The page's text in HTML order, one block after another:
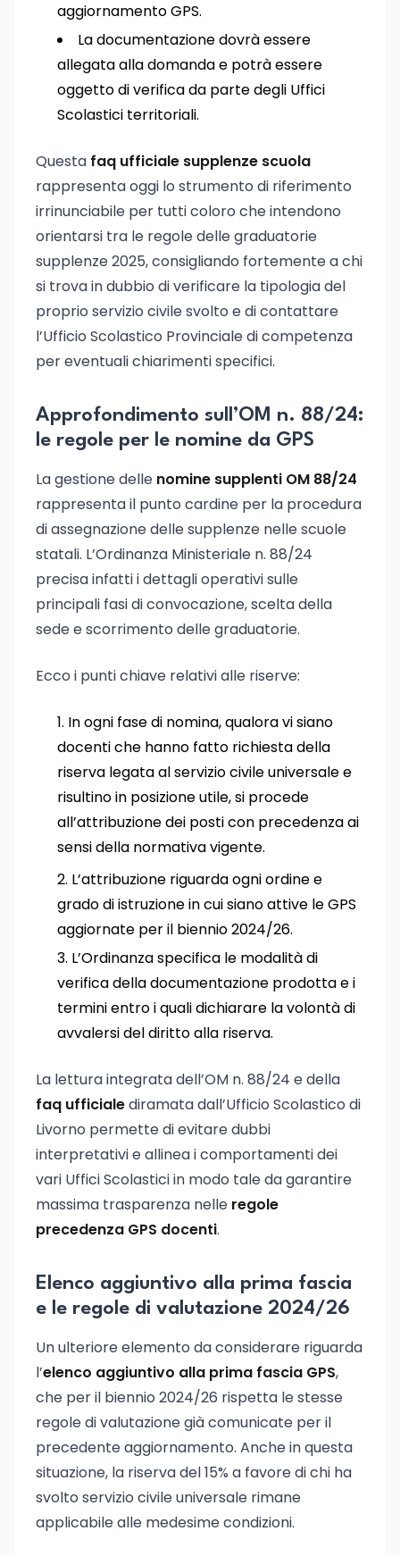
aggiornamento GPS.
La documentazione dovrà essere
allegata alla domanda e potrà essere
oggetto di verifica da parte degli Uffici
Scolastici territoriali.
Questa faq ufficiale supplenze scuola
rappresenta oggi lo strumento di riferimento
irrinunciabile per tutti coloro che intendono
orientarsi tra le regole delle graduatorie
supplenze 2025, consigliando fortemente a chi
si trova in dubbio di verificare la tipologia del
proprio servizio civile svolto e di contattare
l’Ufficio Scolastico Provinciale di competenza
per eventuali chiarimenti specifici.
Approfondimento sull’OM n. 88/24:
le regole per le nomine da GPS
La gestione delle nomine supplenti OM 88/24
rappresenta il punto cardine per la procedura
di assegnazione delle supplenze nelle scuole
statali. L’Ordinanza Ministeriale n. 88/24
precisa infatti i dettagli operativi sulle
principali fasi di convocazione, scelta della
sede e scorrimento delle graduatorie.
Ecco i punti chiave relativi alle riserve:
In ogni fase di nomina, qualora vi siano
docenti che hanno fatto richiesta della
riserva legata al servizio civile universale e
risultino in posizione utile, si procede
all’attribuzione dei posti con precedenza ai
sensi della normativa vigente.
L’attribuzione riguarda ogni ordine e
grado di istruzione in cui siano attive le GPS
aggiornate per il biennio 2024/26.
L’Ordinanza specifica le modalità di
verifica della documentazione prodotta e i
termini entro i quali dichiarare la volontà di
avvalersi del diritto alla riserva.
La lettura integrata dell’OM n. 88/24 e della
faq ufficialediramata dall’Ufficio Scolastico di
Livorno permette di evitare dubbi
interpretativi e allinea i comportamenti dei
vari Uffici Scolastici in modo tale da garantire
massima trasparenza nelle regole
precedenza GPS docenti.
Elenco aggiuntivo alla prima fascia
e le regole di valutazione 2024/26
Un ulteriore elemento da considerare riguarda
l’elenco aggiuntivo alla prima fascia GPS,
che per il biennio 2024/26 rispetta le stesse
regole di valutazione già comunicate per il
precedente aggiornamento. Anche in questa
situazione, la riserva del 15% a favore di chi ha
svolto servizio civile universale rimane
applicabile alle medesime condizioni.